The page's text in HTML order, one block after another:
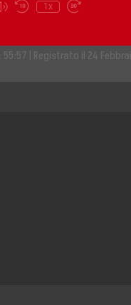
Storia, Mission e Vision
1x
55:57 Registrato il 24